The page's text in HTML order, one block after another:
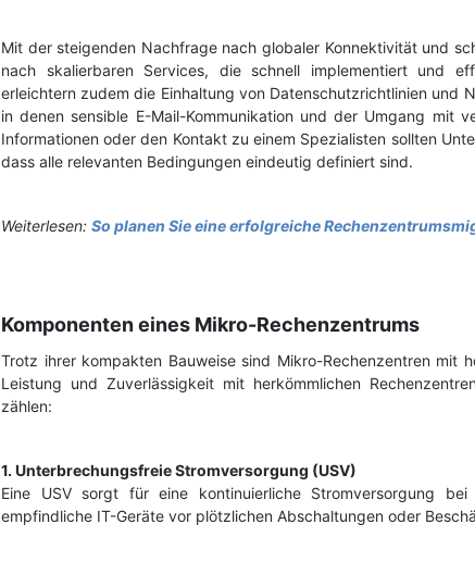
Mit der steigenden Nachfrage nach globaler Konnektivität und
nach skalierbaren Services, die schnell implementiert und
erleichtern zudem die Einhaltung von Datenschutzrichtlinien und
in denen sensible E-Mail-Kommunikation und der Umgang mit
Informationen oder den Kontakt zu einem Spezialisten sollten
dass alle relevanten Bedingungen eindeutig definiert sind.
Weiterlesen: So planen Sie eine erfolgreiche
Komponenten eines Mikro-Rechenzentrums
Trotz ihrer kompakten Bauweise sind Mikro-Rechenzentren mit
Leistung und Zuverlässigkeit mit herkömmlichen
zählen:
1. Unterbrechungsfreie Stromversorgung (USV)
Eine USV sorgt für eine kontinuierliche Stromversorgung
empfindliche IT-Geräte vor plötzlichen Abschaltungen oder